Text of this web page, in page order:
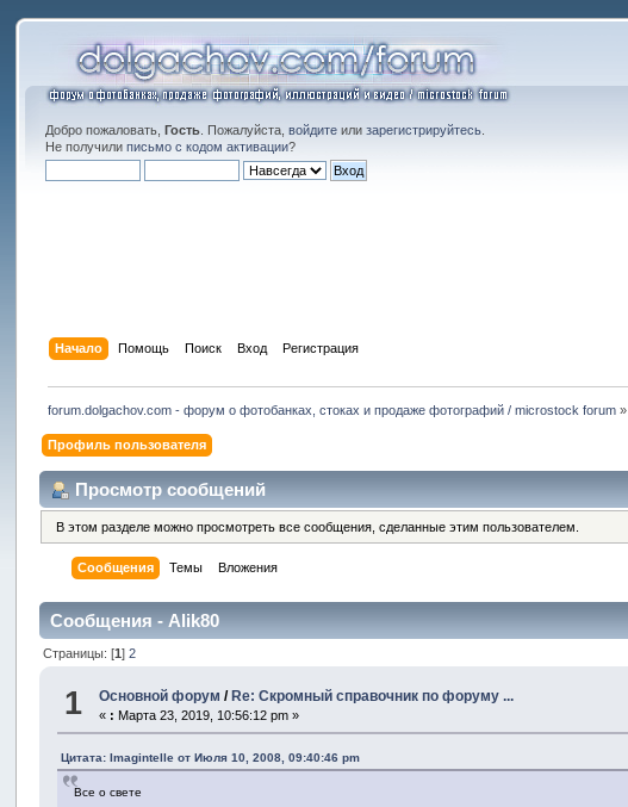
Добро пожаловать,Гость . Пожалуйста,войдите илизарегистрируйтесь
Не получилиписьмо с кодом активации?
Начало Помощь Поиск Вход Регистрация
forum.dolgachov.com - форум о фотобанках, стоках и продаже фотографий / microstock forum»
Профиль пользователя
Просмотр сообщений
В этом разделе можно просмотреть все сообщения, сделанные этим пользователем.
Сообщения Темы Вложения
Сообщения - Alik80
Страницы: [1] 2
1 Основной форум / Re: Скромный справочник по форуму ...
« : Марта 23, 2019, 10:56:12 pm »
Цитата: Imagintelle от Июля 10, 2008, 09:40:46 pm
Все о свете